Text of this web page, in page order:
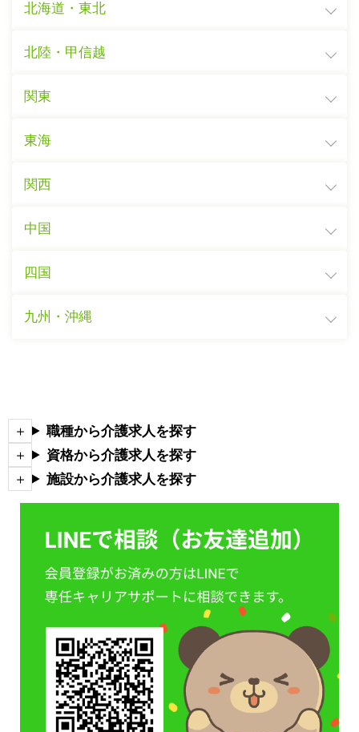
北海道・東北
北陸・甲信越
関東
東海
関西
中国
四国
九州・沖縄
職種から介護求人を探す
資格から介護求人を探す
施設から介護求人を探す